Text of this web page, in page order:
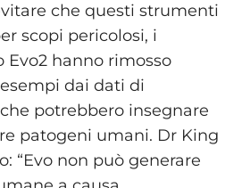
che questi strumenti
scopi pericolosi, i
Evo2 hanno rimosso
dai dati di
potrebbero insegnare
patogeni umani. Dr King
“Evo non può generare